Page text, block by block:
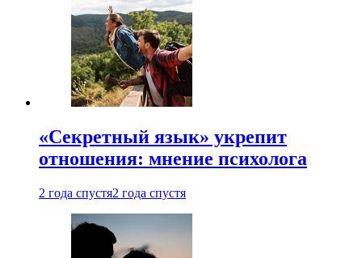
«Секретный язык» укрепит
отношения: мнение психолога
2 года спустя2 года спустя